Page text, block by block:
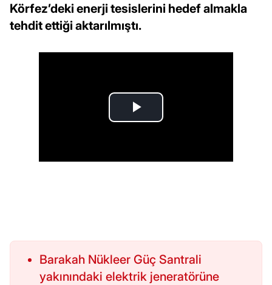
Körfez’deki enerji tesislerini hedef almakla
tehdit ettiği aktarılmıştı.
Barakah Nükleer Güç Santrali
yakınındaki elektrik jeneratörüne